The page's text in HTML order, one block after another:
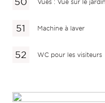
Vues : Vue sur le jardin
Machine à laver
WC pour les visiteurs